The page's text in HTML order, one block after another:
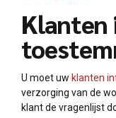
Klanten
U moet uw klanten
verzorging van de
klant de vragenlijst